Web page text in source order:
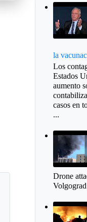
la
Los
Estados
aumento
casos en
...
Drone